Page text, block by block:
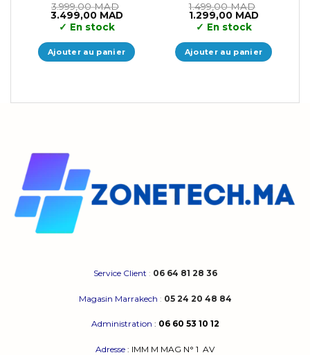
3.999,00MAD
Le
prix
initial
était :
3.999,00 MAD.
3.499,00 MADLe
est :
3.499,00 MAD.
✓ En stock
Ajouter au panier
1.499,00MAD
Le
prix
initial
était :
1.499,00 MAD.
1.299,00 MADLe
est :
1.299,00
✓ En stock
Ajouter au panier
Service Client : 06 64 81 28 36
Magasin Marrakech : 05 24 20 48 84
Administration : 06 60 53 10 12
Adresse : IMM M MAG N° 1 AV